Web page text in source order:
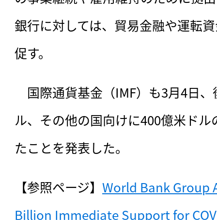
銀行に対しては、貿易金融や運転
促す。
国際通貨基金（IMF）も3月4日
ル、その他の国向けに400億米ド
たことを発表した。
【参照ページ】 World Bank Group
Billion Immediate Support for